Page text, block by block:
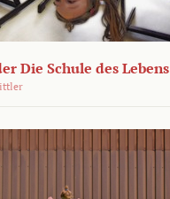
Die Schule des Lebens